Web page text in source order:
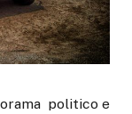
politico e